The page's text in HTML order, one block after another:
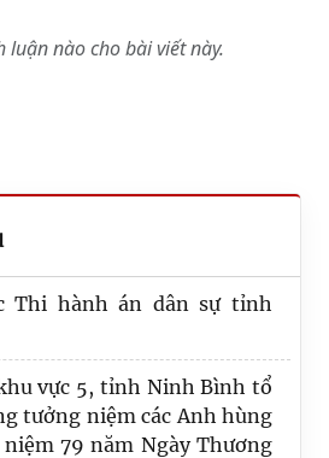
luận nào cho bài viết này.
Thi hành án dân sự tỉnh
vực 5, tỉnh Ninh Bình tổ
tưởng niệm các Anh hùng
79 năm Ngày Thương